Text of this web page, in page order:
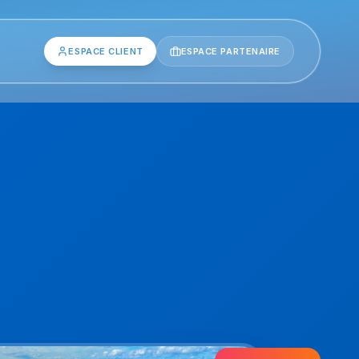
ESPACE CLIENT ESPACE PARTENAIRE